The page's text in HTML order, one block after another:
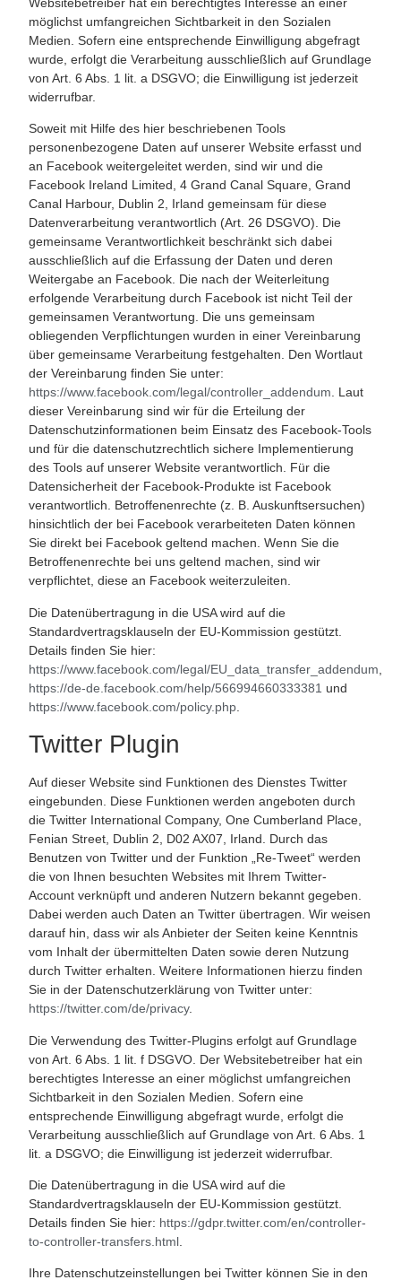
möglichst umfangreichen Sichtbarkeit in den Sozialen
Medien. Sofern eine entsprechende Einwilligung abgefragt
wurde, erfolgt die Verarbeitung ausschließlich auf Grundlage
von Art. 6 Abs. 1 lit. a DSGVO; die Einwilligung ist jederzeit
widerrufbar.
Soweit mit Hilfe des hier beschriebenen Tools
personenbezogene Daten auf unserer Website erfasst und
an Facebook weitergeleitet werden, sind wir und die
Facebook Ireland Limited, 4 Grand Canal Square, Grand
Canal Harbour, Dublin 2, Irland gemeinsam für diese
Datenverarbeitung verantwortlich (Art. 26 DSGVO). Die
gemeinsame Verantwortlichkeit beschränkt sich dabei
ausschließlich auf die Erfassung der Daten und deren
Weitergabe an Facebook. Die nach der Weiterleitung
erfolgende Verarbeitung durch Facebook ist nicht Teil der
gemeinsamen Verantwortung. Die uns gemeinsam
obliegenden Verpflichtungen wurden in einer Vereinbarung
über gemeinsame Verarbeitung festgehalten. Den Wortlaut
der Vereinbarung finden Sie unter:
https://www.facebook.com/legal/controller_addendum. Laut
dieser Vereinbarung sind wir für die Erteilung der
Datenschutzinformationen beim Einsatz des Facebook-Tools
und für die datenschutzrechtlich sichere Implementierung
des Tools auf unserer Website verantwortlich. Für die
Datensicherheit der Facebook-Produkte ist Facebook
verantwortlich. Betroffenenrechte (z. B. Auskunftsersuchen)
hinsichtlich der bei Facebook verarbeiteten Daten können
Sie direkt bei Facebook geltend machen. Wenn Sie die
Betroffenenrechte bei uns geltend machen, sind wir
verpflichtet, diese an Facebook weiterzuleiten.
Die Datenübertragung in die USA wird auf die
Standardvertragsklauseln der EU-Kommission gestützt.
Details finden Sie hier:
https://www.facebook.com/legal/EU_data_transfer_addendum
https://de-de.facebook.com/help/566994660333381 und
https://www.facebook.com/policy.php
Twitter Plugin
Auf dieser Website sind Funktionen des Dienstes Twitter
eingebunden. Diese Funktionen werden angeboten durch
die Twitter International Company, One Cumberland Place,
Fenian Street, Dublin 2, D02 AX07, Irland. Durch das
Benutzen von Twitter und der Funktion „Re-Tweet“ werden
die von Ihnen besuchten Websites mit Ihrem Twitter-
Account verknüpft und anderen Nutzern bekannt gegeben.
Dabei werden auch Daten an Twitter übertragen. Wir weisen
darauf hin, dass wir als Anbieter der Seiten keine Kenntnis
vom Inhalt der übermittelten Daten sowie deren Nutzung
durch Twitter erhalten. Weitere Informationen hierzu finden
Sie in der Datenschutzerklärung von Twitter unter:
https://twitter.com/de/privacy.
Die Verwendung des Twitter-Plugins erfolgt auf Grundlage
von Art. 6 Abs. 1 lit. f DSGVO. Der Websitebetreiber hat ein
berechtigtes Interesse an einer möglichst umfangreichen
Sichtbarkeit in den Sozialen Medien. Sofern eine
entsprechende Einwilligung abgefragt wurde, erfolgt die
Verarbeitung ausschließlich auf Grundlage von Art. 6 Abs. 1
lit. a DSGVO; die Einwilligung ist jederzeit widerrufbar.
Die Datenübertragung in die USA wird auf die
Standardvertragsklauseln der EU-Kommission gestützt.
Details finden Sie hier: https://gdpr.twitter.com/en/controller-
to-controller-transfers.html
Ihre Datenschutzeinstellungen bei Twitter können Sie in den